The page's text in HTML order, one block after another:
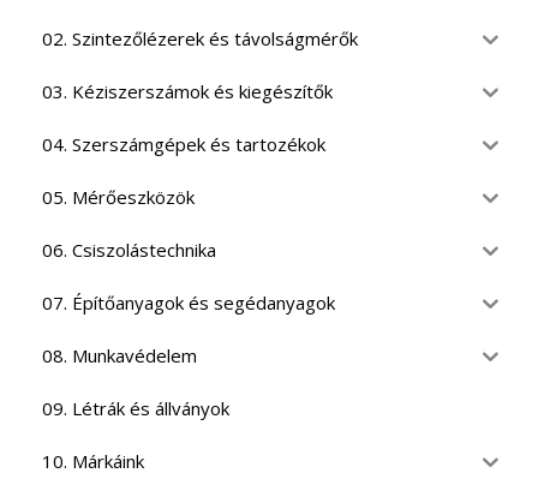
02. Szintezőlézerek és távolságmérők
03. Kéziszerszámok és kiegészítők
04. Szerszámgépek és tartozékok
05. Mérőeszközök
06. Csiszolástechnika
07. Építőanyagok és segédanyagok
08. Munkavédelem
09. Létrák és állványok
10. Márkáink